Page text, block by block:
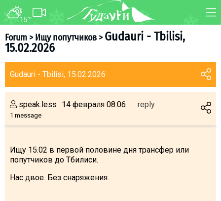
15°C
Forum>Ищу попутчиков>Gudauri - Tbilisi,
15.02.2026
Gudauri - Tbilisi, 15.02.2026
speak.less
1 message
14 февраля 08:06 reply
Ищу 15.02 в первой половине дня трансфер или
попутчиков до Тбилиси.
Нас двое. Без снаряжения.
FORUM MAP
About ski resort
Piste map
Ski instructors
Ski rent
Kids in Gudauri
Après-ski
Events schedule